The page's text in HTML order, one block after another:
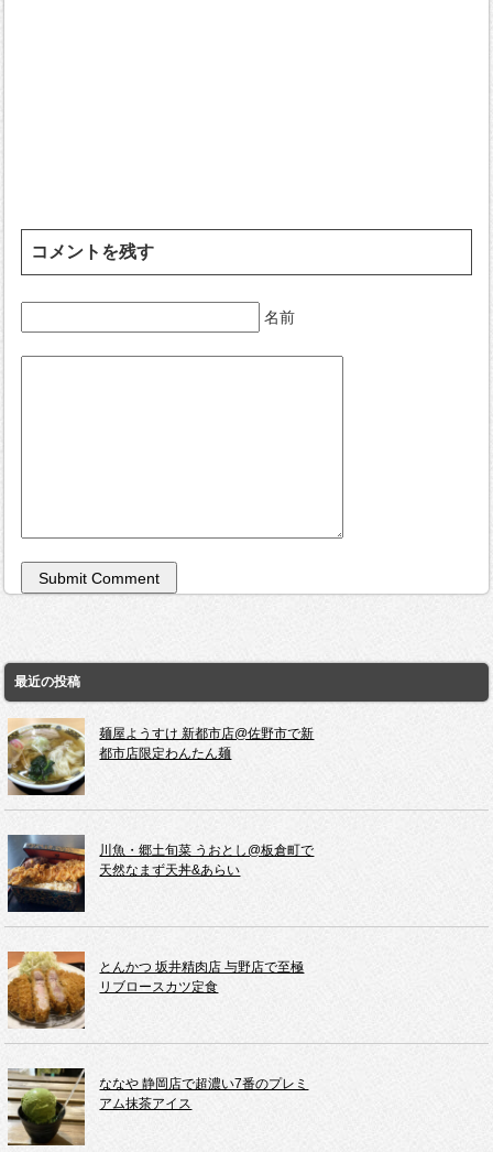
コメントを残す
名前
最近の投稿
麺屋ようすけ 新都市店@佐野市で新
都市店限定わんたん麺
川魚・郷土旬菜 うおとし@板倉町で
天然なまず天丼&あらい
とんかつ 坂井精肉店 与野店で至極
リブロースカツ定食
ななや 静岡店で超濃い7番のプレミ
アム抹茶アイス